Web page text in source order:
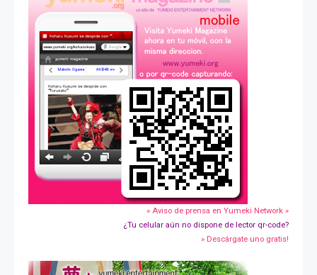
» Aviso de prensa en Yumeki Network »
¿Tu celular aún no dispone de lector qr-code?
» Descárgate uno gratis!